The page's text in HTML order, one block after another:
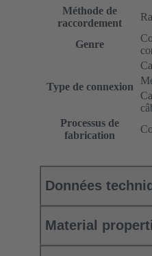
Méthode de
raccordement
Genre
Type de connexion
Processus de
fabrication
Données
Material